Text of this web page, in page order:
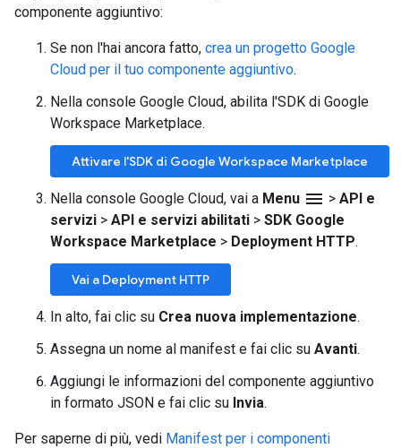
componente aggiuntivo:
Se non l'hai ancora fatto, crea un progetto Google
Cloud per il tuo componente aggiuntivo.
Nella console Google Cloud, abilita l'SDK di Google
Workspace Marketplace.
Attivare l'SDK di Google Workspace Marketplace
Nella console Google Cloud, vai a Menu menu > API e
servizi > API e servizi abilitati > SDK Google
Workspace Marketplace > Deployment HTTP.
Vai a Deployment HTTP
In alto, fai clic su Crea nuova implementazione.
Assegna un nome al manifest e fai clic su Avanti.
Aggiungi le informazioni del componente aggiuntivo
in formato JSON e fai clic su Invia.
Per saperne di più, vedi Manifest per i componenti